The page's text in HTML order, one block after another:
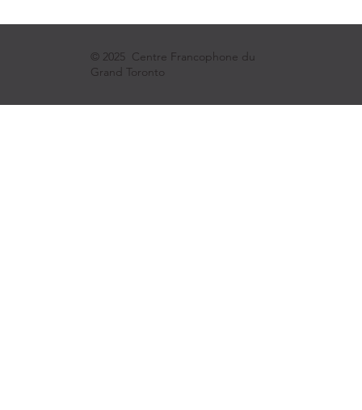
© 2025 Centre Francophone du
Grand Toronto